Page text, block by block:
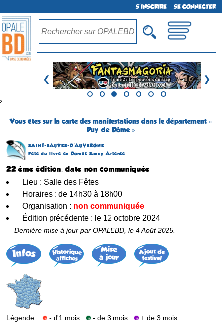
S'INSCRIRE SE CONNECTER
❮ ❯
²
Vous êtes sur la carte des manifestations dans le département «
Puy-de-Dôme »
SAINT-SAUVES-D´AUVERGNE
Fête du livre en Dômes Sancy Artense
22 ème édition, date non communiquée
Lieu : Salle des Fêtes
Horaires : de 14h30 à 18h00
Organisation : non communiquée
Édition précédente : le 12 octobre 2024
Dernière mise à jour par OPALEBD, le 4 Août 2025.
Légende : - d'1 mois - de 3 mois + de 3 mois